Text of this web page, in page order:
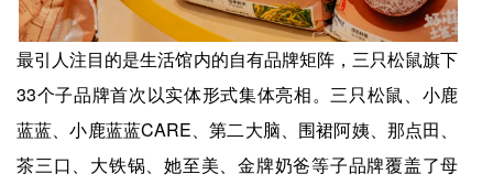
最引人注目的是生活馆内的自有品牌矩阵，三只松鼠旗下
33个子品牌首次以实体形式集体亮相。三只松鼠、小鹿
蓝蓝、小鹿蓝蓝CARE、第二大脑、围裙阿姨、那点田、
茶三口、大铁锅、她至美、金牌奶爸等子品牌覆盖了母